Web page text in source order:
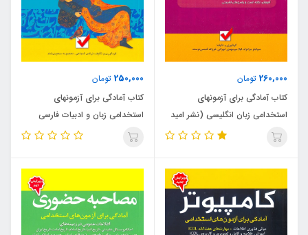
260,000 تومان
کتاب آمادگی برای آزمونهای
استخدامی زبان انگلیسی (نشر امید
انقلاب)
250,000 تومان
کتاب آمادگی برای آزمونهای
استخدامی زبان و ادبیات فارسی
(نشر امید انقلاب)